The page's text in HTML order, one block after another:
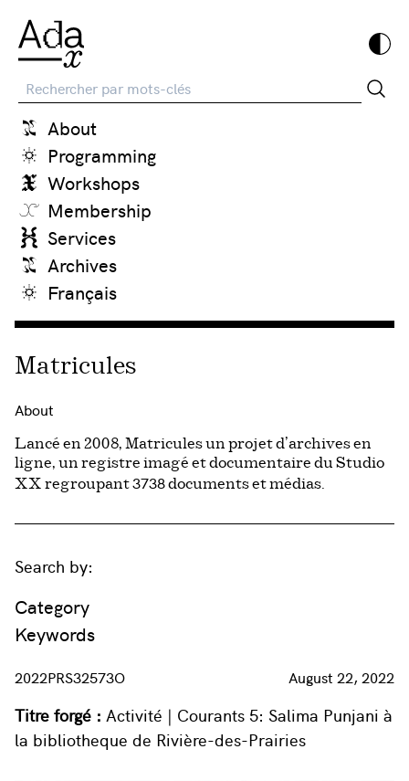
Recherche
About
Programming
Workshops
Membership
Services
Archives
Français
Matricules
About
Lancé en 2008, Matricules un projet d’archives en
ligne, un registre imagé et documentaire du Studio
XX regroupant3738documents et médias.
Search by:
Category
Keywords
2022PRS32573O August 22, 2022
Titre forgé : Activité | Courants 5: Salima Punjani à
la bibliotheque de Rivière-des-Prairies